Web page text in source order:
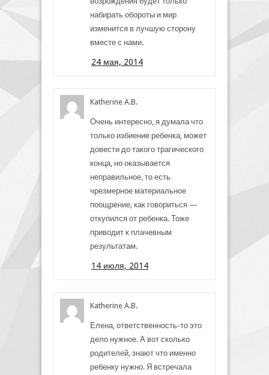
набирать обороты и мир
изменится в лучшую сторону
вместе с нами.
24 мая, 2014
Katherine A.B.
Очень интересно, я думала что
только избиение ребенка, может
довести до такого трагического
конца, но оказывается
неправильное, то есть
чрезмерное материальное
поощрение, как говориться —
откупился от ребенка. Тоже
приводит к плачевным
результатам.
14 июля, 2014
Katherine A.B.
Елена, ответственность-то это
дело нужное. А вот сколько
родителей, знают что именно
ребенку нужно. Я встречала